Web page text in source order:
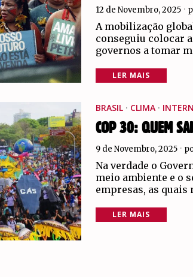
12 de Novembro, 2025
A mobilização
conseguiu colocar
governos a tomar
LER MAIS
BRASIL · CLIMA ·
COP 30: QUEM
9 de Novembro, 2025
Na verdade o
meio ambiente e o
empresas, as quais
LER MAIS